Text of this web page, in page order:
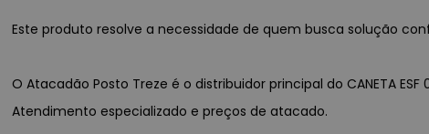
Este produto resolve a necessidade de quem busca solução
O Atacadão Posto Treze é o distribuidor principal do CANETA
Atendimento especializado e preços de atacado.